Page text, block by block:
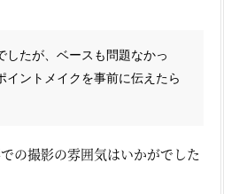
したが、ベースも問題なかっ
イントメイクを事前に伝えたら
の撮影の雰囲気はいかがでした